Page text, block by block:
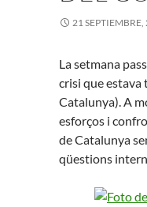
21
La setmana
crisi que estava
Catalunya). A
esforços i
de Catalunya
qüestions